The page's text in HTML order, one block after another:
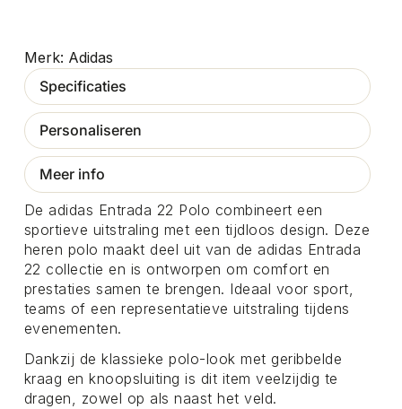
Adidas
Specificaties
Personaliseren
Meer info
De adidas Entrada 22 Polo combineert een
sportieve uitstraling met een tijdloos design. Deze
heren polo maakt deel uit van de adidas Entrada
22 collectie en is ontworpen om comfort en
prestaties samen te brengen. Ideaal voor sport,
teams of een representatieve uitstraling tijdens
evenementen.
Dankzij de klassieke polo-look met geribbelde
kraag en knoopsluiting is dit item veelzijdig te
dragen, zowel op als naast het veld.